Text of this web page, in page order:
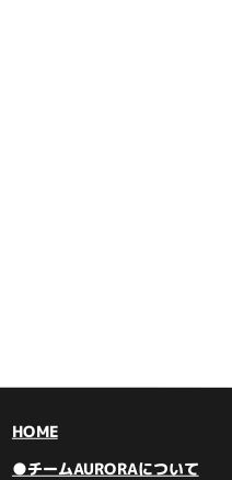
HOME
●チームAURORAについて